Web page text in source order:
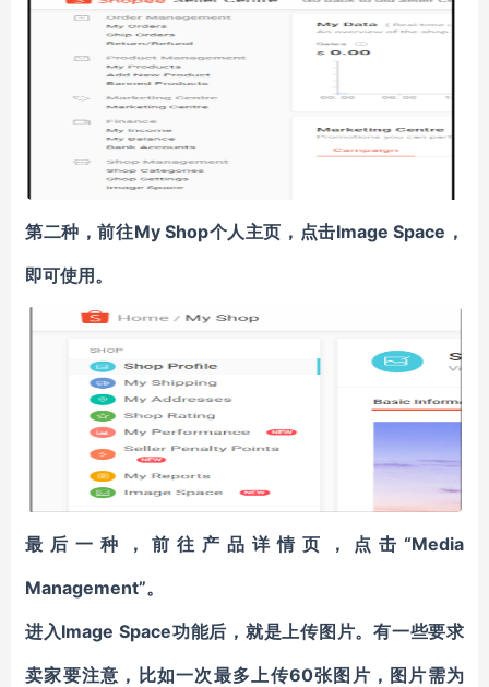
第二种，前往My Shop个人主页，点击Image Space，
即可使用。
最后一种，前往产品详情页，点击“Media
Management”。
进入Image Space功能后，就是上传图片。有一些要求
卖家要注意，比如一次最多上传60张图片，图片需为